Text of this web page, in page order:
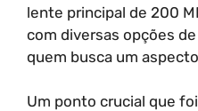
lente principal de 200
com diversas opções
quem busca um
Um ponto crucial que